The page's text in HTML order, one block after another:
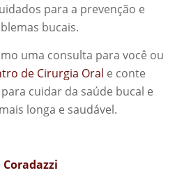
para a prevenção e
bucais.
uma consulta para você ou
de Cirurgia Oral e conte
cuidar da saúde bucal e
longa e saudável.